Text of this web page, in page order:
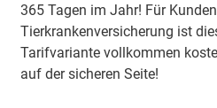
365 Tagen im Jahr! Für
Tierkrankenversicherung ist
Tarifvariante vollkommen
auf der sicheren Seite!